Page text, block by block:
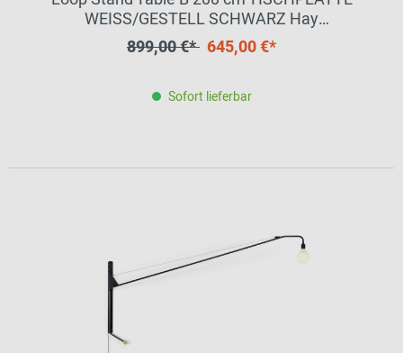
WEISS/GESTELL SCHWARZ Hay
EINZELSTÜCK
899,00 €* 645,00 €*
Sofort lieferbar